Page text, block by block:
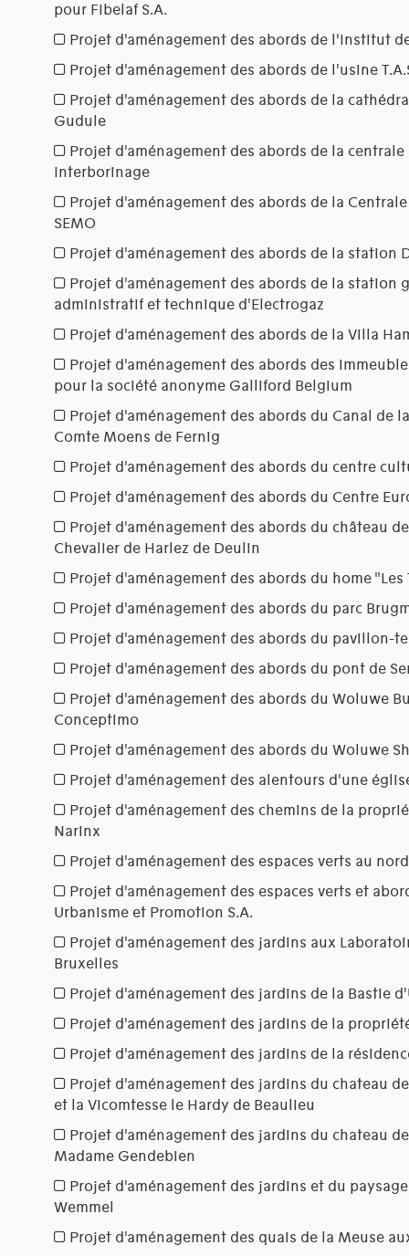
pour FIbelaf S.A.
Projet d'aménagement des abords de l'Institut
Projet d'aménagement des abords de l'usine
Projet d'aménagement des abords de la
Gudule
Projet d'aménagement des abords de la
Interborinage
Projet d'aménagement des abords de la
SEMO
Projet d'aménagement des abords de la station
Projet d'aménagement des abords de la station
administratif et technique d'Electrogaz
Projet d'aménagement des abords de la Villa
Projet d'aménagement des abords des
pour la société anonyme Galliford Belgium
Projet d'aménagement des abords du Canal de
Comte Moens de Fernig
Projet d'aménagement des abords du centre
Projet d'aménagement des abords du Centre
Projet d'aménagement des abords du château
Chevalier de Harlez de Deulin
Projet d'aménagement des abords du home
Projet d'aménagement des abords du parc
Projet d'aménagement des abords du pavillon-
Projet d'aménagement des abords du pont de
Projet d'aménagement des abords du Woluwe
Conceptimo
Projet d'aménagement des abords du Woluwe
Projet d'aménagement des alentours d'une
Projet d'aménagement des chemins de la
Narinx
Projet d'aménagement des espaces verts au
Projet d'aménagement des espaces verts et
Urbanisme et Promotion S.A.
Projet d'aménagement des jardins aux
Bruxelles
Projet d'aménagement des jardins de la Bastie
Projet d'aménagement des jardins de la
Projet d'aménagement des jardins de la
Projet d'aménagement des jardins du chateau
et la Vicomtesse le Hardy de Beaulieu
Projet d'aménagement des jardins du chateau
Madame Gendebien
Projet d'aménagement des jardins et du
Wemmel
Projet d'aménagement des quais de la Meuse